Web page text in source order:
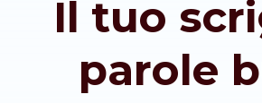
Il tuo
parole